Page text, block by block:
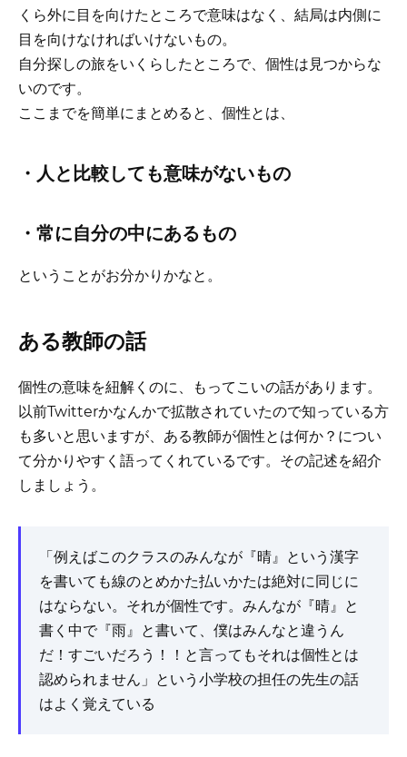
くら外に目を向けたところで意味はなく、結局は内側に
目を向けなければいけないもの。
自分探しの旅をいくらしたところで、個性は見つからな
いのです。
ここまでを簡単にまとめると、個性とは、
・人と比較しても意味がないもの
・常に自分の中にあるもの
ということがお分かりかなと。
ある教師の話
個性の意味を紐解くのに、もってこいの話があります。
以前Twitterかなんかで拡散されていたので知っている方
も多いと思いますが、ある教師が個性とは何か？につい
て分かりやすく語ってくれているです。その記述を紹介
しましょう。
「例えばこのクラスのみんなが『晴』という漢字
を書いても線のとめかた払いかたは絶対に同じに
はならない。それが個性です。みんなが『晴』と
書く中で『雨』と書いて、僕はみんなと違うん
だ！すごいだろう！！と言ってもそれは個性とは
認められません」という小学校の担任の先生の話
はよく覚えている